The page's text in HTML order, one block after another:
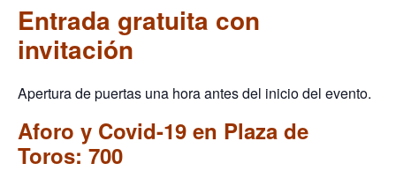
Entrada gratuita con
invitación
Apertura de puertas una hora antes del inicio del evento.
Aforo y Covid-19 en Plaza de
Toros: 700